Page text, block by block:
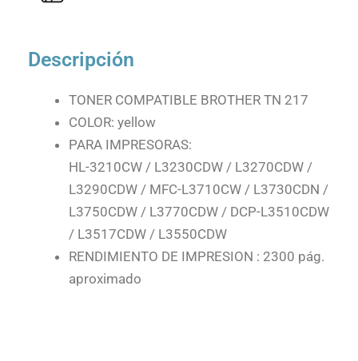
Descripción
TONER COMPATIBLE BROTHER TN 217
COLOR: yellow
PARA IMPRESORAS:
HL-3210CW / L3230CDW / L3270CDW /
L3290CDW / MFC-L3710CW / L3730CDN /
L3750CDW / L3770CDW / DCP-L3510CDW
/ L3517CDW / L3550CDW
RENDIMIENTO DE IMPRESION : 2300 pág.
aproximado